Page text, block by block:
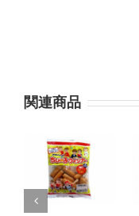
関連商品